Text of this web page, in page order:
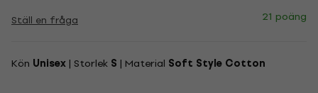
Ställ en fråga 21 poäng
Kön Unisex | Storlek S | Material Soft Style Cotton